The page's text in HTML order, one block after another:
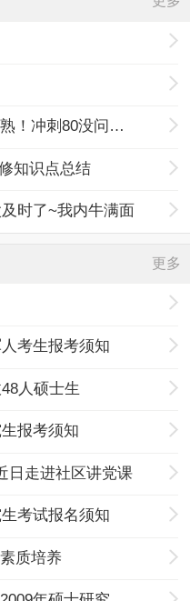
最强政治结构图！五天全部背熟！冲刺80没问题！
知识点总结
时了~我内牛满面
更多
考生报考须知
人硕士生
报考须知
日走进社区讲党课
考试报名须知
质培养